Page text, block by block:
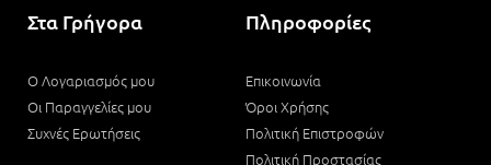
Στα Γρήγορα
Ο Λογαριασμός μου
Οι Παραγγελίες μου
Συχνές Ερωτήσεις
Πληροφορίες
Επικοινωνία
Όροι Χρήσης
Πολιτική Επιστροφών
Πολιτική Προστασίας